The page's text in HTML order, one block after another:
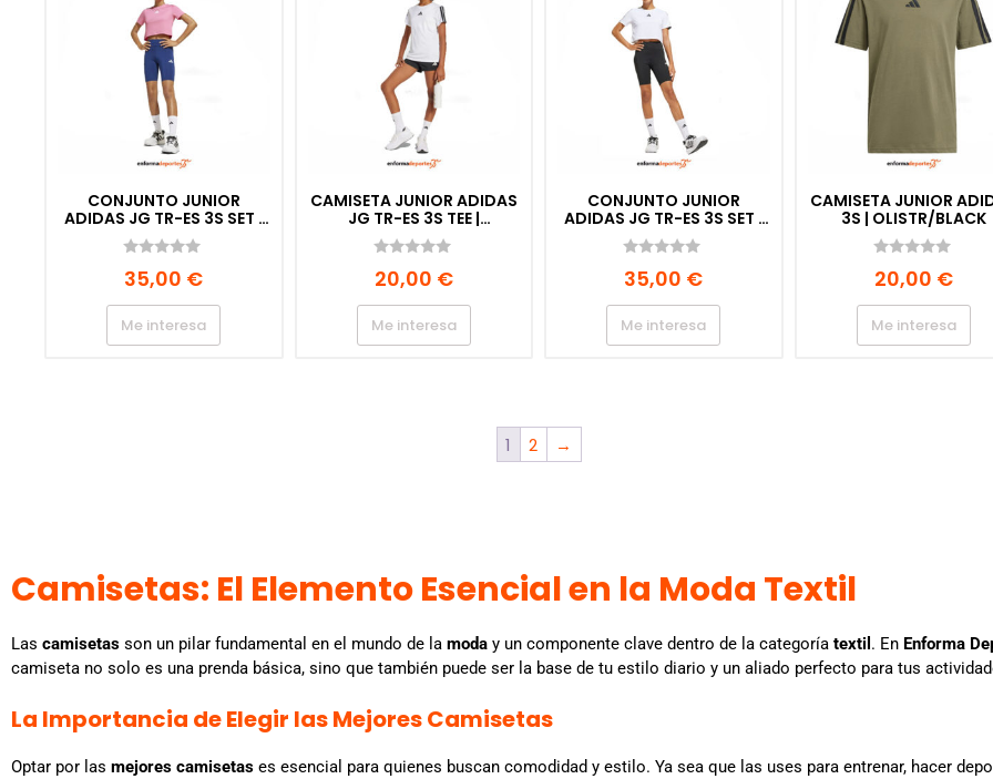
CONJUNTO JUNIOR
ADIDAS JG TR-ES 3S SET |
PNKFUS/WHITE
d
5
35,00 €
Me interesa
CAMISETA JUNIOR ADIDAS
JG TR-ES 3S TEE |
WHITE/BLACK
d
5
20,00 €
Me interesa
CONJUNTO JUNIOR
ADIDAS JG TR-ES 3S SET |
WHITE/BLACK
d
5
35,00 €
Me interesa
CAMISETA JUNIOR
3S | OLISTR/BLACK
d
5
20,00 €
Me interesa
1 2 →
Camisetas: El Elemento Esencial en la Moda Textil
Las camisetas son un pilar fundamental en el mundo de la moda y un componente clave dentro de la categoría textil . En Enforma
camiseta no solo es una prenda básica, sino que también puede ser la base de tu estilo diario y un aliado perfecto para tus
La Importancia de Elegir las Mejores Camisetas
Optar por las mejores camisetas es esencial para quienes buscan comodidad y estilo. Ya sea que las uses para entrenar, hacer